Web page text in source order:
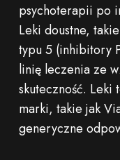
psychoterapii po
Leki doustne,
typu 5 (inhibitory
linię leczenia ze
skuteczność.
marki, takie jak
generyczne